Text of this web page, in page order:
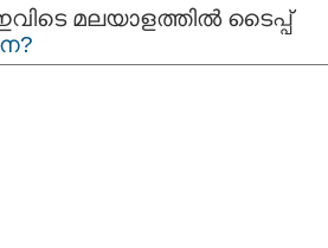
മലയാളത്തില്‍ ടൈപ്പ്